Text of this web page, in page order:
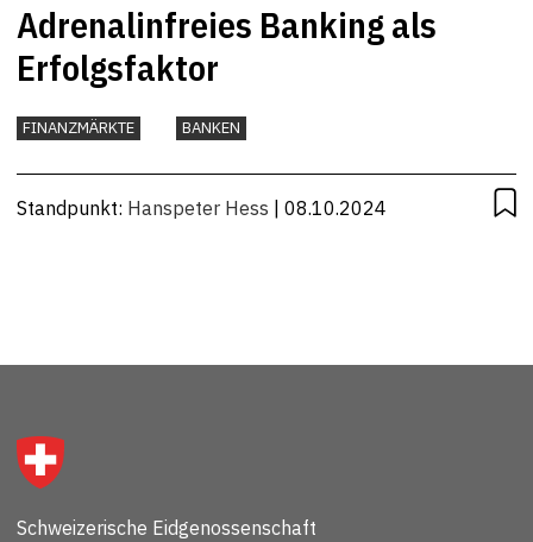
Adrenalinfreies Banking als
Erfolgsfaktor
FINANZMÄRKTE BANKEN
Standpunkt: Hanspeter Hess | 08.10.2024
Schweizerische Eidgenossenschaft